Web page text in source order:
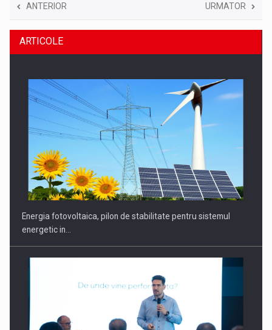
ANTERIOR URMATOR
ARTICOLE
Energia fotovoltaica, pilon de stabilitate pentru sistemul
energetic in…